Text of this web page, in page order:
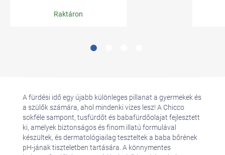
Raktáron
A fürdési idő egy újabb különleges pillanat a gyermekek és
a szülők számára, ahol mindenki vizes lesz! A Chicco
sokféle sampont, tusfürdőt és babafürdőolajat fejlesztett
ki, amelyek biztonságos és finom illatú formulával
készültek, és dermatológiailag teszteltek a baba bőrének
pH-jának tiszteletben tartására. A könnymentes